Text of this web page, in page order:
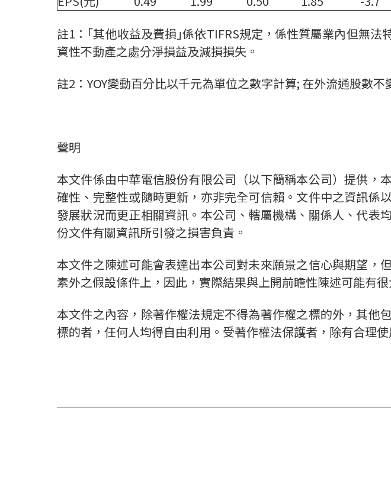
註1：｢其他收益及費損｣係依TIFRS規定，係性質屬業內但無
資性不動產之處分淨損益及減損損失。
註2：YOY變動百分比以千元為單位之數字計算; 在外流通股數
聲明
本文件係由中華電信股份有限公司（以下簡稱本公司）提供，
確性、完整性或隨時更新，亦非完全可信賴。文件中之資訊係
發展狀況而更正相關資訊。本公司、轄屬機構、關係人、代
份文件有關資訊所引發之損害負責。
本文件之陳述可能會表達出本公司對未來願景之信心與期望，
素外之假設條件上，因此，實際結果與上開前瞻性陳述可能有很
本文件之內容，除著作權法規定不得為著作權之標的外，其
標的者，任何人均得自由利用。受著作權法保護者，除有合理